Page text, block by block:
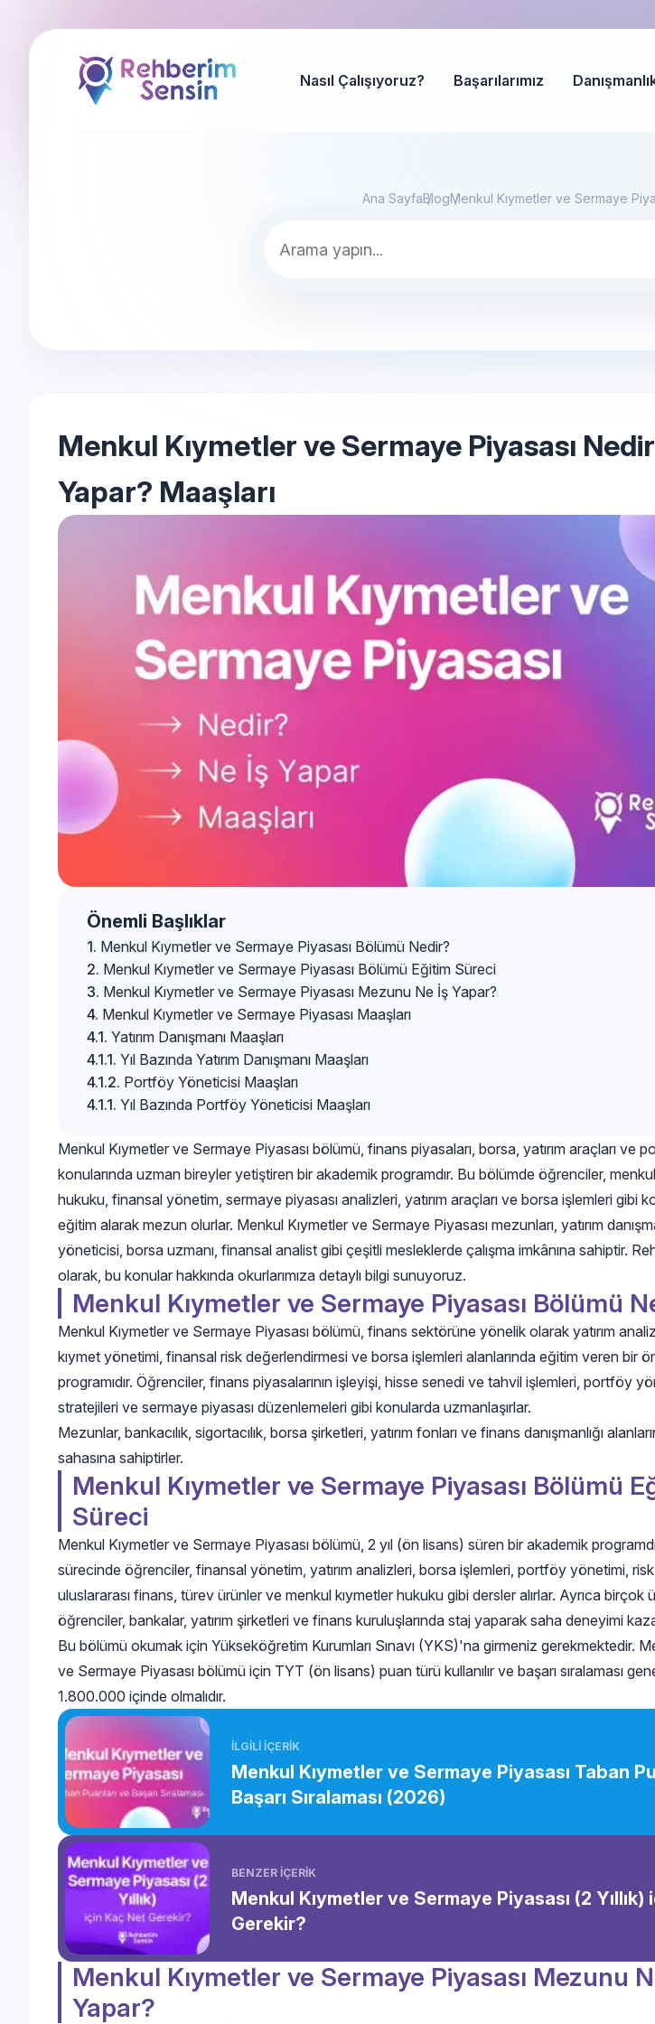
Nasıl Çalışıyoruz? Başarılarımız
Ana SayfaBlogMenkul Kıymetler ve Sermaye
Menkul Kıymetler ve Sermaye Piyasası
Yapar? Maaşları
Önemli Başlıklar
Menkul Kıymetler ve Sermaye Piyasası Bölümü Nedir?
Menkul Kıymetler ve Sermaye Piyasası Bölümü Eğitim Süreci
Menkul Kıymetler ve Sermaye Piyasası Mezunu Ne İş Yapar?
Menkul Kıymetler ve Sermaye Piyasası Maaşları
Yatırım Danışmanı Maaşları
Yıl Bazında Yatırım Danışmanı Maaşları
Portföy Yöneticisi Maaşları
Yıl Bazında Portföy Yöneticisi Maaşları
Menkul Kıymetler ve Sermaye Piyasası bölümü, finans piyasaları, borsa, yatırım araçları ve
konularında uzman bireyler yetiştiren bir akademik programdır. Bu bölümde öğrenciler,
hukuku, finansal yönetim, sermaye piyasası analizleri, yatırım araçları ve borsa işlemleri gibi
eğitim alarak mezun olurlar. Menkul Kıymetler ve Sermaye Piyasası mezunları, yatırım
yöneticisi, borsa uzmanı, finansal analist gibi çeşitli mesleklerde çalışma imkânına sahiptir.
olarak, bu konular hakkında okurlarımıza detaylı bilgi sunuyoruz.
Menkul Kıymetler ve Sermaye Piyasası Bölümü
Menkul Kıymetler ve Sermaye Piyasası bölümü, finans sektörüne yönelik olarak yatırım
kıymet yönetimi, finansal risk değerlendirmesi ve borsa işlemleri alanlarında eğitim veren bir
programıdır. Öğrenciler, finans piyasalarının işleyişi, hisse senedi ve tahvil işlemleri, portföy
stratejileri ve sermaye piyasası düzenlemeleri gibi konularda uzmanlaşırlar.
Mezunlar, bankacılık, sigortacılık, borsa şirketleri, yatırım fonları ve finans danışmanlığı
sahasına sahiptirler.
Menkul Kıymetler ve Sermaye Piyasası Bölümü
Süreci
Menkul Kıymetler ve Sermaye Piyasası bölümü, 2 yıl (ön lisans) süren bir akademik
sürecinde öğrenciler, finansal yönetim, yatırım analizleri, borsa işlemleri, portföy yönetimi, risk
uluslararası finans, türev ürünler ve menkul kıymetler hukuku gibi dersler alırlar. Ayrıca birçok
öğrenciler, bankalar, yatırım şirketleri ve finans kuruluşlarında staj yaparak saha deneyimi
Bu bölümü okumak için Yükseköğretim Kurumları Sınavı (YKS)'na girmeniz gerekmektedir.
ve Sermaye Piyasası bölümü için TYT (ön lisans) puan türü kullanılır ve başarı sıralaması
1.800.000 içinde olmalıdır.
İLGİLİ İÇERİK
Menkul Kıymetler ve Sermaye Piyasası Taban
Başarı Sıralaması (2026)
BENZER İÇERİK
Menkul Kıymetler ve Sermaye Piyasası (2
Gerekir?
Menkul Kıymetler ve Sermaye Piyasası Mezunu
Yapar?